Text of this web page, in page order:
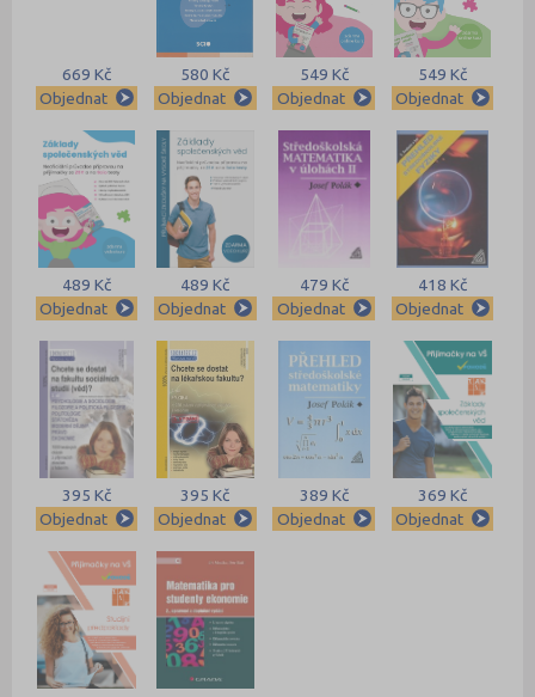
669 Kč
Objednat
580 Kč
Objednat
549 Kč
Objednat
549 Kč
Objednat
489 Kč
Objednat
489 Kč
Objednat
479 Kč
Objednat
418 Kč
Objednat
395 Kč
Objednat
395 Kč
Objednat
389 Kč
Objednat
369 Kč
Objednat